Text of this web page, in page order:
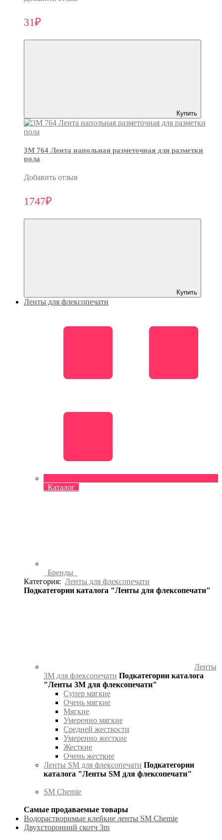
31₽
Купить
3M 764 Лента напольная разметочная для разметки
пола
Добавить отзыв
1747₽
Купить
Ленты для флексопечати
Каталог
Бренды
Категория: Ленты для флексопечати
Подкатегории каталога "Ленты для флексопечати"
Ленты
3М для флексопечати Подкатегории каталога
"Ленты 3М для флексопечати"
Супер мягкие
Очень мягкие
Мягкие
Умеренно мягкие
Средней жесткости
Умеренно жесткие
Жесткие
Очень жесткие
Ленты SM для флексопечати Подкатегории
каталога "Ленты SM для флексопечати"
SM Chemie
Самые продаваемые товары
Водорастворимые клейкие ленты SM Chemie
Двухсторонний скотч 3m